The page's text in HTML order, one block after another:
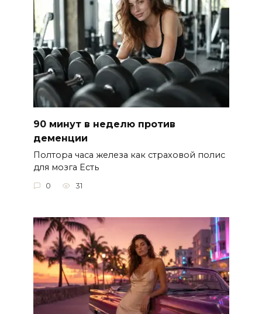
90 минут в неделю против
деменции
Полтора часа железа как страховой полис
для мозга Есть
0 31